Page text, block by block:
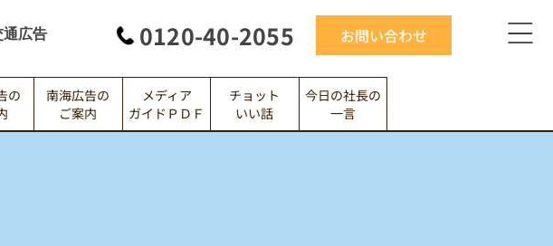
通広告 0120-40-2055 お問い合わせ
の 南海広告の
ご案内
メディア
ガイドＰＤＦ
チョット
いい話
今日の社長の
一言